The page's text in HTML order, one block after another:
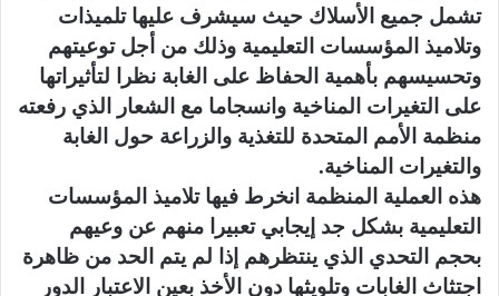
تشمل جميع الأسلاك حيث سيشرف عليها تلميذات
وتلاميذ المؤسسات التعليمية وذلك من أجل توعيتهم
وتحسيسهم بأهمية الحفاظ على الغابة نظرا لتأثيراتها
على التغيرات المناخية وانسجاما مع الشعار الذي رفعته
منظمة الأمم المتحدة للتغذية والزراعة حول الغابة
والتغيرات المناخية.
هذه العملية المنظمة انخرط فيها تلاميذ المؤسسات
التعليمية بشكل جد إيجابي تعبيرا منهم عن وعيهم
بحجم التحدي الذي ينتظرهم إذا لم يتم الحد من ظاهرة
اجتثاث الغابات وتلويثها دون الأخذ بعين الاعتبار الدور